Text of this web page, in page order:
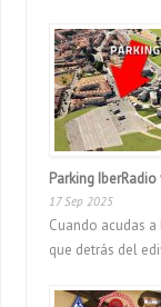
Parking
17 Sep 2025
Cuando acudas
que detrás del